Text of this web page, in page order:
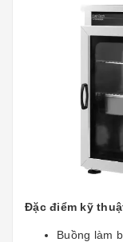
Đặc điểm kỹ
Buồng làm